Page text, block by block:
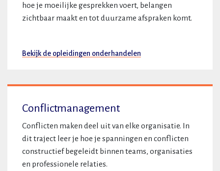
hoe je moeilijke gesprekken voert, belangen
zichtbaar maakt en tot duurzame afspraken komt.
Bekijk de opleidingen onderhandelen
Conflictmanagement
Conflicten maken deel uit van elke organisatie. In
dit traject leer je hoe je spanningen en conflicten
constructief begeleidt binnen teams, organisaties
en professionele relaties.